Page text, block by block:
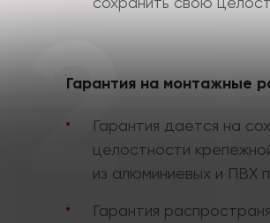
2
Гарантия на монтажные
Гарантия дается на
целостности
из алюминиевых и ПВХ
Гарантия